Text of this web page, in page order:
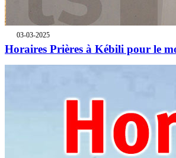
03-03-2025
Horaires Prières à Kébili pour le